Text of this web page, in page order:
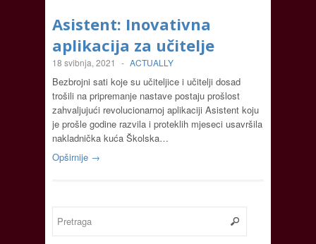
Asistent: Inovativna
aplikacija za učitelje
18 svibnja, 2021 - ACTUALLY
Bezbrojni sati koje su učiteljice i učitelji dosad
trošili na pripremanje nastave postaju prošlost
zahvaljujući revolucionarnoj aplikaciji Asistent koju
je prošle godine razvila i proteklih mjeseci usavršila
nakladnička kuća Školska…
Opširnije →